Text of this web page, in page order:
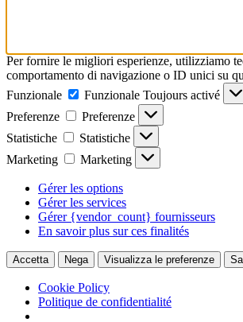
Per fornire le migliori esperienze, utilizziamo
comportamento di navigazione o ID unici su
Funzionale
Funzionale Toujours activé
Preferenze
Preferenze
Statistiche
Statistiche
Marketing
Marketing
Gérer les options
Gérer les services
Gérer {vendor_count} fournisseurs
En savoir plus sur ces finalités
Accetta Nega Visualizza le preferenze
Cookie Policy
Politique de confidentialité